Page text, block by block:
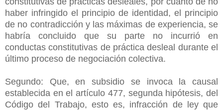
haber infringido el principio de identidad, el principio
de no contradicción y las máximas de experiencia, se
habría concluido que su parte no incurrió en
conductas constitutivas de práctica desleal durante el
último proceso de negociación colectiva.
Segundo: Que, en subsidio se invoca la causal
establecida en el artículo 477, segunda hipótesis, del
Código del Trabajo, esto es, infracción de ley que